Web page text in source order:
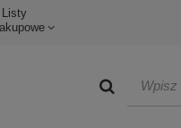
Listy